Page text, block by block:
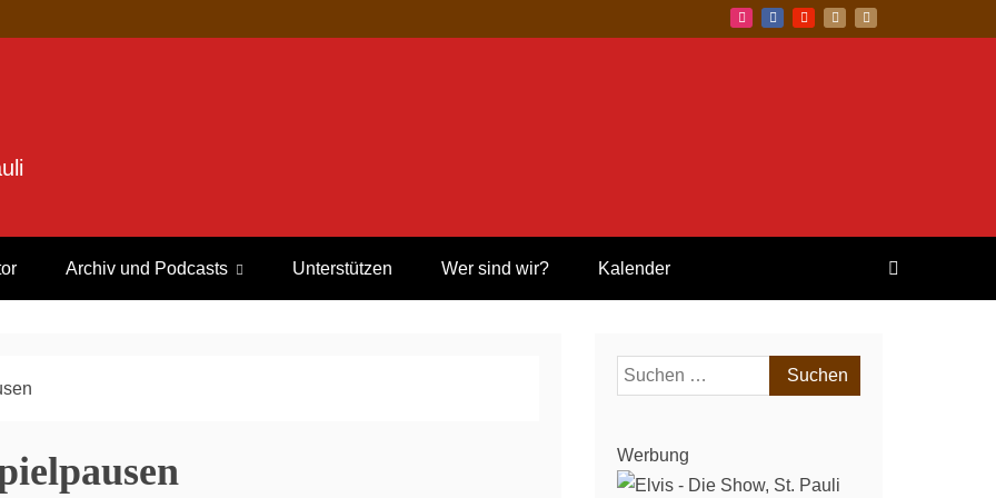
Archiv und Podcasts Unterstützen Wer sind wir? Kalender
Suchen
nach:
Werbung